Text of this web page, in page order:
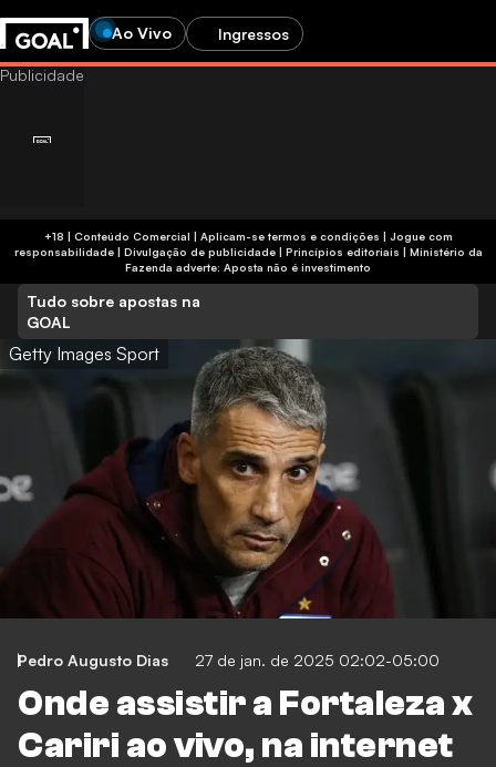
Ao Vivo Ingressos
+18 | Conteúdo Comercial | Aplicam-se termos e condições | Jogue com
responsabilidade| Divulgação de publicidade| Princípios editoriais | Ministério da
Fazenda adverte: Aposta não é investimento
Tudo sobre apostas na
GOAL
Getty Images Sport
Pedro Augusto Dias 27 de jan. de 2025 02:02-05:00
Onde assistir a Fortaleza x
Cariri ao vivo, na internet